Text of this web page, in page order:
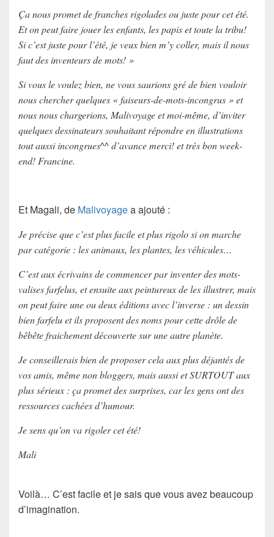
Ça nous promet de franches rigolades ou juste pour cet été.
Et on peut faire jouer les enfants, les papis et toute la tribu!
Si c’est juste pour l’été, je veux bien m’y coller, mais il nous
faut des inventeurs de mots! »
Si vous le voulez bien, ne vous saurions gré de bien vouloir
nous chercher quelques « faiseurs-de-mots-incongrus » et
nous nous chargerions, Malivoyage et moi-même, d’inviter
quelques dessinateurs souhaitant répondre en illustrations
tout aussi incongrues^^ d’avance merci! et très bon week-
end! Francine.
Et Magali, de Malivoyagea ajouté :
Je précise que c’est plus facile et plus rigolo si on marche
par catégorie : les animaux, les plantes, les véhicules…
C’est aux écrivains de commencer par inventer des mots-
valises farfelus, et ensuite aux peintureux de les illustrer, mais
on peut faire une ou deux éditions avec l’inverse : un dessin
bien farfelu et ils proposent des noms pour cette drôle de
bêbête fraichement découverte sur une autre planète.
Je conseillerais bien de proposer cela aux plus déjantés de
vos amis, même non bloggers, mais aussi et SURTOUT aux
plus sérieux : ça promet des surprises, car les gens ont des
ressources cachées d’humour.
Je sens qu’on va rigoler cet été!
Mali
Voilà… C’est facile et je sais que vous avez beaucoup
d’imagination.